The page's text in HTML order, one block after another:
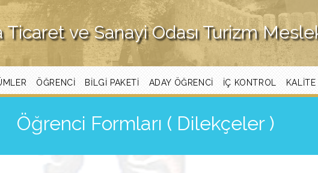
Ticaret ve Sanayi Odası Turizm
ÖĞRENCİ BILGI PAKETI ADAY ÖĞRENCI İÇ KONTROL KALITE
Öğrenci Formları ( Dilekçeler )